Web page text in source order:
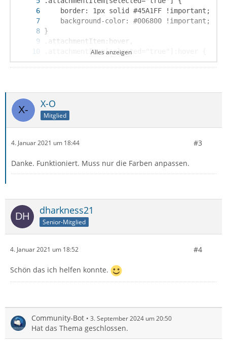
}
Alles anzeigen
X-O
Mitglied
4. Januar 2021 um 18:44 #3
Danke. Funktioniert. Muss nur die Farben anpassen.
dharkness21
Senior-Mitglied
4. Januar 2021 um 18:52 #4
Schön das ich helfen konnte.
Community-Bot 3. September 2024 um 20:50
Hat das Thema geschlossen.